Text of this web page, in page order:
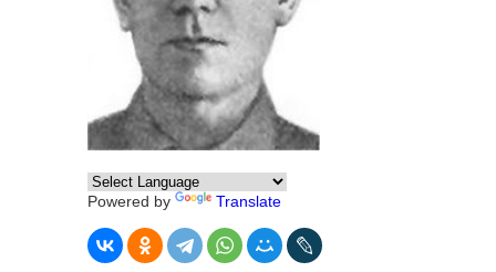
Powered by Translate